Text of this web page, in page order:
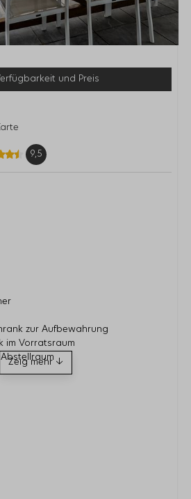
und Preis
9,5
zur Aufbewahrung
im Vorratsraum
Zeig mehr ↓